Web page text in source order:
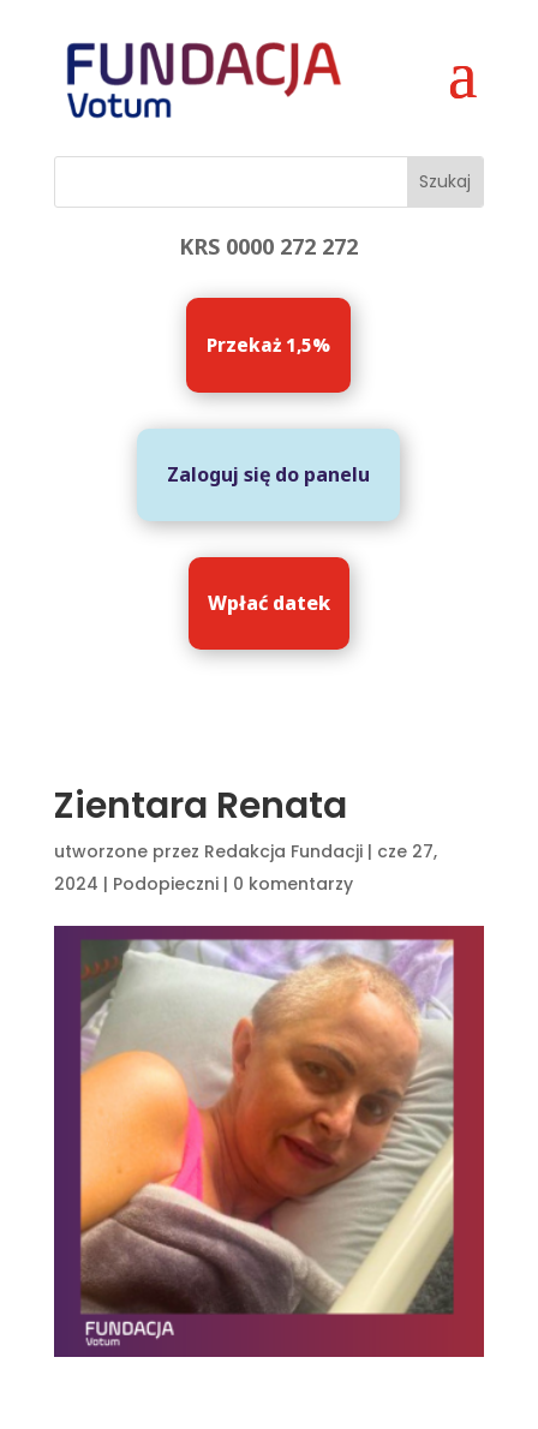
KRS 0000 272 272
Przekaż 1,5%
Zaloguj się do panelu
Wpłać datek
Zientara Renata
utworzone przez Redakcja Fundacji| cze 27,
2024 | Podopieczni| 0 komentarzy